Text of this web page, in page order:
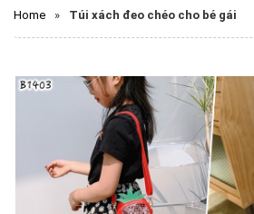
Home » Túi xách đeo chéo cho bé gái